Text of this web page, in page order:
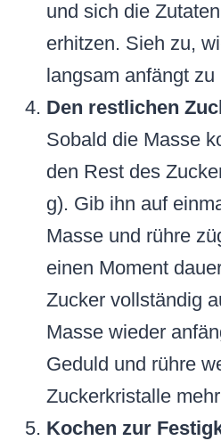
und sich die
erhitzen. Sieh zu,
langsam anfängt zu
Den restlichen
Sobald die Masse
den Rest des
g). Gib ihn auf
Masse und rühre
einen Moment
Zucker vollständig
Masse wieder
Geduld und rühre
Zuckerkristalle
Kochen zur